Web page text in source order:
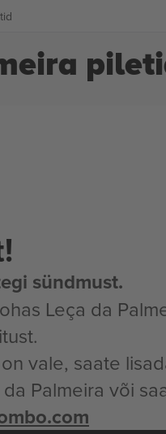
sündmust.
Leça da
vale, saate
Palmeira või